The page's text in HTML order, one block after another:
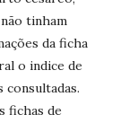
tinham
da ficha
o indice de
consultadas.
fichas de